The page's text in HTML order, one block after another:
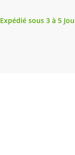
Expédié sous 3 à 5